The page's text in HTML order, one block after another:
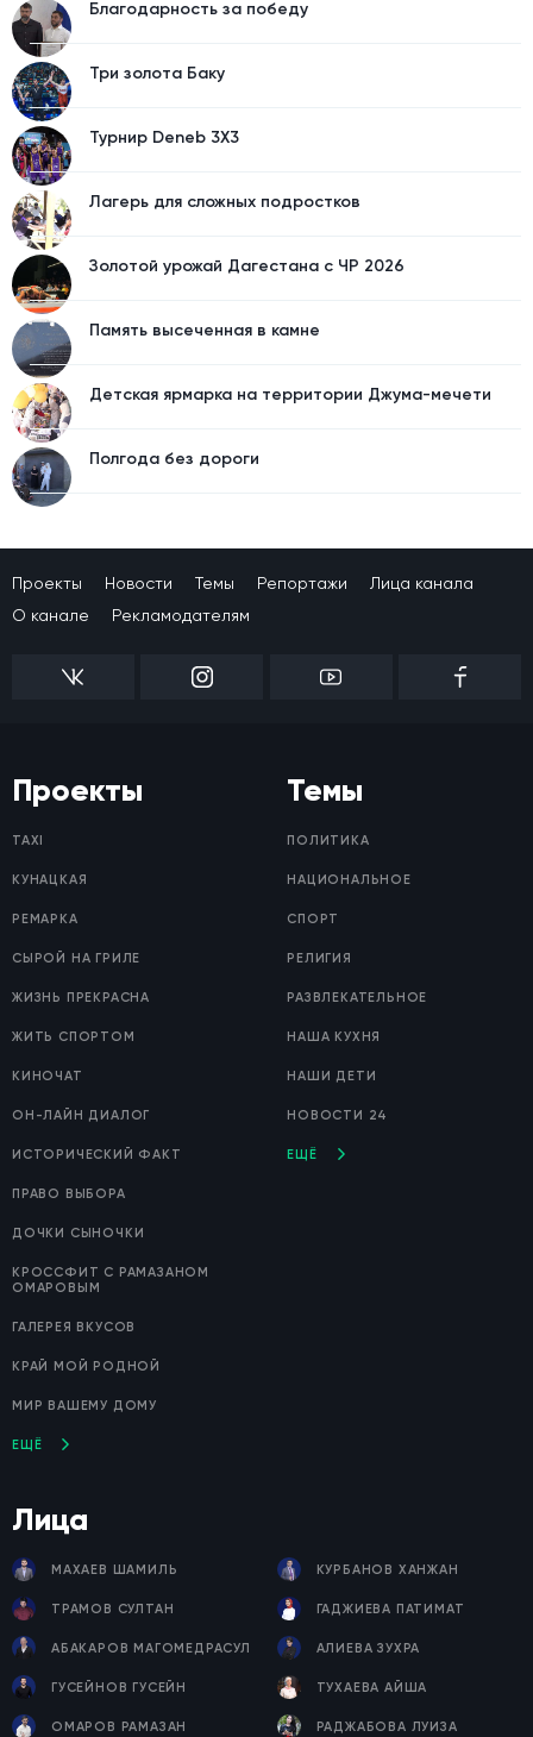
05.03.2019, 08:08
Благодарность за победу
Три золота Баку
Турнир Deneb 3X3
Лагерь для сложных подростков
Золотой урожай Дагестана с ЧР 2026
Память высеченная в камне
Детская ярмарка на территории Джума-мечети
Полгода без дороги
Проекты Новости Темы Репортажи
Лица канала
О канале
Рекламодателям
Проекты
TAXI
КУНАЦКАЯ
РЕМАРКА
СЫРОЙ НА ГРИЛЕ
ЖИЗНЬ ПРЕКРАСНА
ЖИТЬ СПОРТОМ
КИНОЧАТ
ОН-ЛАЙН ДИАЛОГ
ИСТОРИЧЕСКИЙ ФАКТ
ПРАВО ВЫБОРА
ДОЧКИ СЫНОЧКИ
КРОССФИТ С РАМАЗАНОМ
ОМАРОВЫМ
ГАЛЕРЕЯ ВКУСОВ
КРАЙ МОЙ РОДНОЙ
МИР ВАШЕМУ ДОМУ
ЕЩЁ
Темы
ПОЛИТИКА
НАЦИОНАЛЬНОЕ
СПОРТ
РЕЛИГИЯ
РАЗВЛЕКАТЕЛЬНОЕ
НАША КУХНЯ
НАШИ ДЕТИ
НОВОСТИ 24
ЕЩЁ
Лица
МАХАЕВ ШАМИЛЬ КУРБАНОВ ХАНЖАН
ТРАМОВ СУЛТАН ГАДЖИЕВА ПАТИМАТ
АБАКАРОВ МАГОМЕДРАСУЛ АЛИЕВА ЗУХРА
ГУСЕЙНОВ ГУСЕЙН ТУХАЕВА АЙША
ОМАРОВ РАМАЗАН РАДЖАБОВА ЛУИЗА